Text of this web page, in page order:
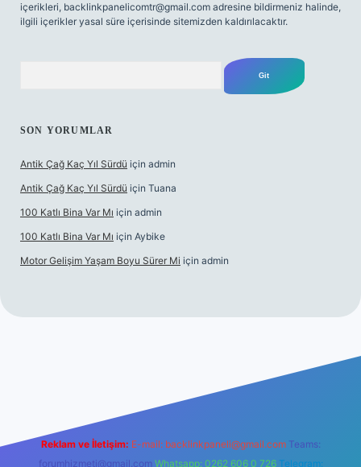
içerikleri, backlinkpanelicomtr@gmail.com adresine bildirmeniz halinde,
ilgili içerikler yasal süre içerisinde sitemizden kaldırılacaktır.
SON YORUMLAR
Antik Çağ Kaç Yıl Sürdü için admin
Antik Çağ Kaç Yıl Sürdü için Tuana
100 Katlı Bina Var Mı için admin
100 Katlı Bina Var Mı için Aybike
Motor Gelişim Yaşam Boyu Sürer Mi için admin
Reklam ve İletişim: E-mail: backlinkpaneli@gmail.com Teams:
forumhizmeti@gmail.com Whatsapp: 0262 606 0 726 Telegram: